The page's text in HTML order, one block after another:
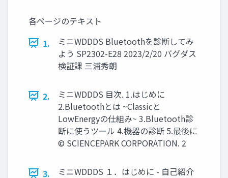
各ページのテキスト
1.
ミニWDDDS Bluetoothを診断してみ
よう SP2302-E28 2023/2/20 バグダス
検証課 三浦秀朗
2.
ミニWDDDS 目次. 1.はじめに
2.Bluetoothとは ~Classicと
LowEnergyの仕組み~ 3.Bluetooth診
断に使うツール 4.機器の診断 5.最後に
© SCIENCEPARK CORPORATION. 2
3.
ミニWDDDS １．はじめに - 自己紹介